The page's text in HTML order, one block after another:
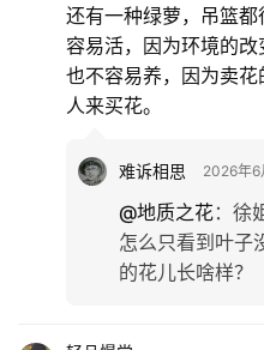
还有一种绿萝，吊篮
容易活，因为环境的
也不容易养，因为卖
人来买花。
难诉相思 2026年
@地质之花： 徐
怎么只看到叶子
的花儿长啥样？